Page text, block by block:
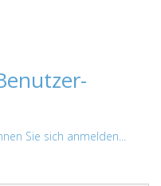
Sie sich anmelden...